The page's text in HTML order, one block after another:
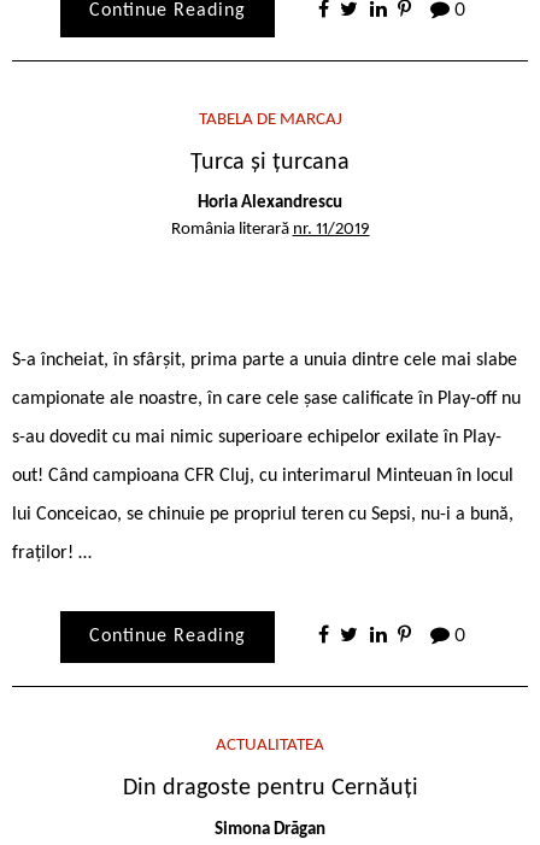
Continue Reading 0
TABELA DE MARCAJ
Țurca și țurcana
Horia Alexandrescu
România literară nr. 11/2019
S-a încheiat, în sfârșit, prima parte a unuia dintre cele mai slabe
campionate ale noastre, în care cele șase calificate în Play-off nu
s-au dovedit cu mai nimic superioare echipelor exilate în Play-
out! Când campioana CFR Cluj, cu interimarul Minteuan în locul
lui Conceicao, se chinuie pe propriul teren cu Sepsi, nu-i a bună,
fraților! …
Continue Reading 0
ACTUALITATEA
Din dragoste pentru Cernăuți
Simona Drăgan